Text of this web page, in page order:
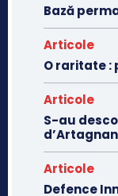
Bază
Articole
O raritate :
Articole
S-au
Articole
Defence